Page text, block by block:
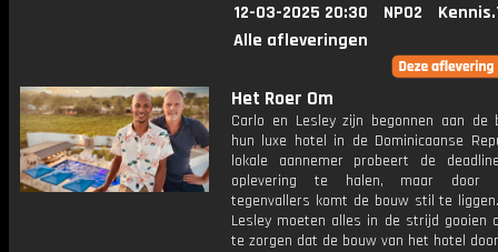
12-03-2025 20:30 NPO2
Alle afleveringen
Het Roer Om
Carlo en Lesley zijn begonnen aan de
hun luxe hotel in de Dominicaanse
lokale aannemer probeert de
oplevering te halen, maar door
tegenvallers komt de bouw stil te
Lesley moeten alles in de strijd gooien
te zorgen dat de bouw van het hotel